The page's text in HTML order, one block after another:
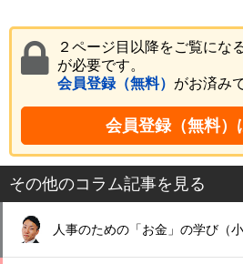
２ページ目以降をご覧にな
が必要です。
会員登録（無料） がお済み
会員登録（無料）
その他のコラム記事を見る
人事のための「お金」の学び（小